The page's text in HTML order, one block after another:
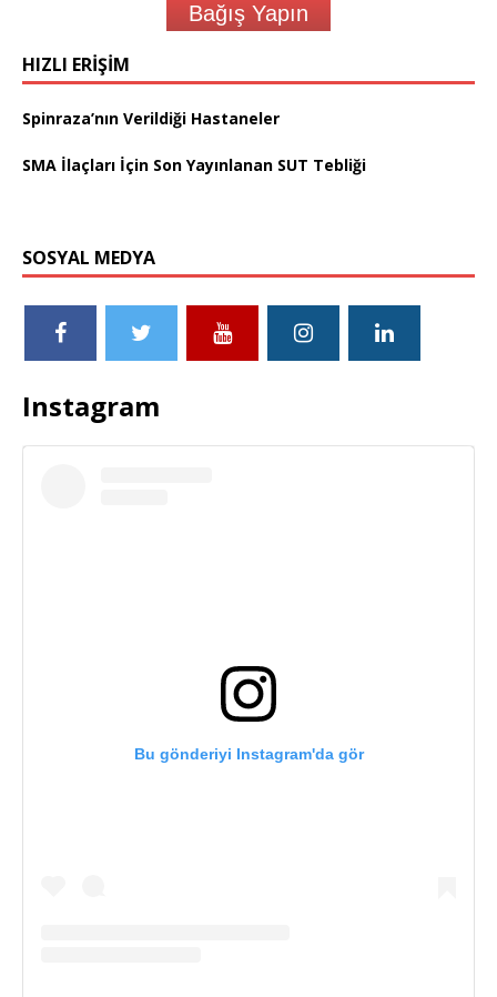
Bağış Yapın
HIZLI ERIŞIM
Spinraza’nın Verildiği Hastaneler
SMA İlaçları İçin Son Yayınlanan SUT Tebliği
SOSYAL MEDYA
Instagram
Bu gönderiyi Instagram'da gör